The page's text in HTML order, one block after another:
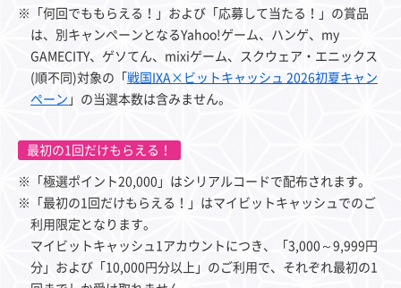
※「何回でももらえる！」および「応募して当たる！」の賞品
は、別キャンペーンとなるYahoo!ゲーム、ハンゲ、my
GAMECITY、ゲソてん、mixiゲーム、スクウェア・エニックス
(順不同)対象の「 戦国IXA×ビットキャッシュ 2026初夏キャン
ペーン 」の当選本数は含みません。
最初の1回だけもらえる！
※「極選ポイント20,000」はシリアルコードで配布されます。
※「最初の1回だけもらえる！」はマイビットキャッシュでのご
利用限定となります。
マイビットキャッシュ1アカウントにつき、「3,000～9,999円
分」および「10,000円分以上」のご利用で、それぞれ最初の1